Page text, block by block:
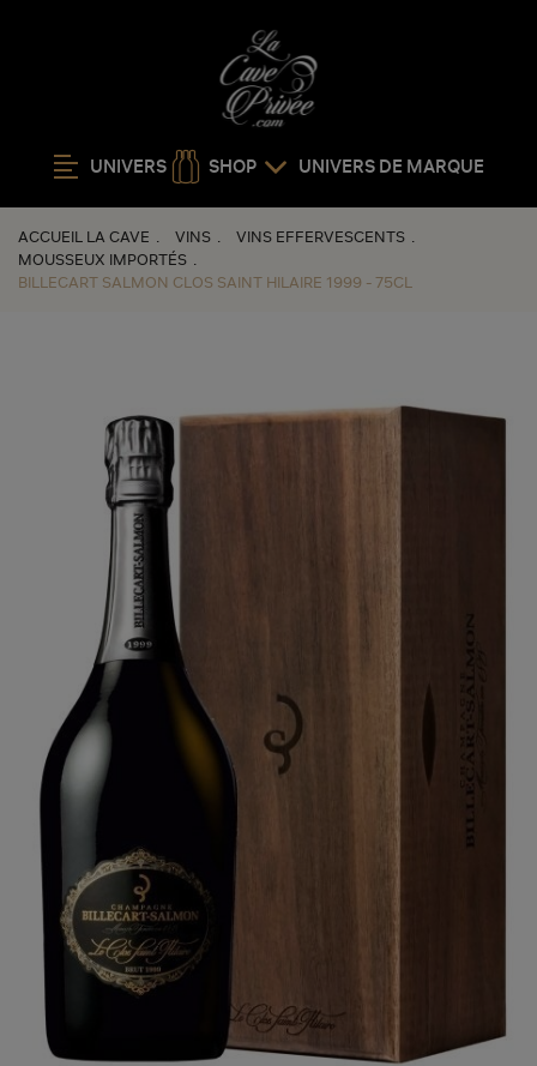
UNIVERS SHOP UNIVERS DE MARQUE
ACCUEIL LA CAVE VINS
VINS EFFERVESCENTS
MOUSSEUX IMPORTÉS
BILLECART SALMON CLOS SAINT HILAIRE 1999 - 75CL